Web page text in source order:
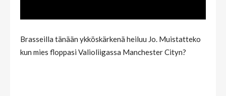
Brasseilla tänään ykköskärkenä heiluu Jo. Muistatteko
kun mies floppasi Valioliigassa Manchester Cityn?